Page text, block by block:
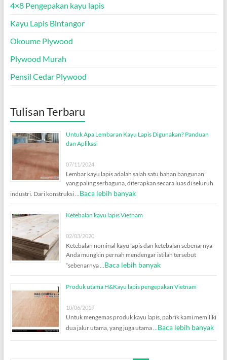
4×8 Pengepakan kayu lapis
Kayu Lapis Bintangor
Okoume Plywood
Plywood Murah
Pensil Cedar Plywood
Tulisan Terbaru
Untuk Apa Lembaran Kayu Lapis Digunakan? Panduan
dan Aplikasi
07/11/2024
Lembar kayu lapis adalah salah satu bahan bangunan
yang paling serbaguna, diterapkan secara luas di seluruh
industri. Dari konstruksi …Baca lebih banyak
Ketebalan kayu lapis Vietnam
02/03/2020
Ketebalan nominal kayu lapis dan ketebalan sebenarnya
Anda mungkin pernah mendengar istilah tersebut
“sebenarnya …Baca lebih banyak
Produk utama H&Kayu lapis pengepakan Vietnam
10/06/2019
Untuk mengemas produk kayu lapis, pabrik kami memiliki
dua jalur utama, yang juga utama …Baca lebih banyak